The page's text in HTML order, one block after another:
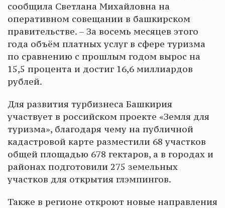
сообщила Светлана Михайловна на
оперативном совещании в башкирском
правительстве. – За восемь месяцев этого
года объём платных услуг в сфере туризма
по сравнению с прошлым годом вырос на
15,5 процента и достиг 16,6 миллиардов
рублей.
Для развития турбизнеса Башкирия
участвует в российском проекте «Земля для
туризма», благодаря чему на публичной
кадастровой карте разместили 68 участков
общей площадью 678 гектаров, а в городах и
районах подготовили 275 земельных
участков для открытия глэмпингов.
Также в регионе откроют новые направления